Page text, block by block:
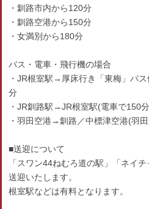
・釧路市内から120分
・釧路空港から150分
・女満別から180分
バス・電車・飛行機の場合
・JR根室駅→厚床行き「東梅」バ
分
・JR釧路駅→JR根室駅(電車で150
・羽田空港→釧路／中標津空港(羽
■送迎について
「スワン44ねむろ道の駅」「ネイ
送迎いたします。
根室駅などは有料となります。